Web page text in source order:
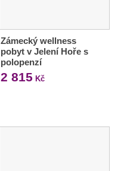
Zámecký wellness
pobyt v Jelení Hoře s
polopenzí
2 815 Kč